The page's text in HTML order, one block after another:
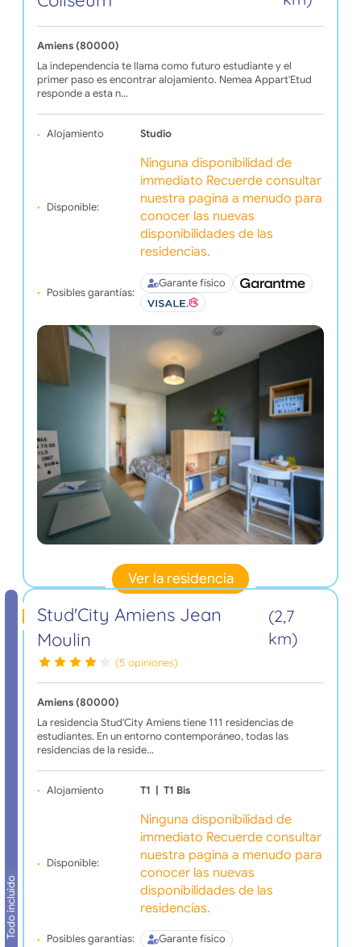
Amiens (80000)
La independencia te llama como futuro estudiante y el
primer paso es encontrar alojamiento. Nemea Appart'Etud
responde a esta n…
Alojamiento Studio
Disponible:
Ninguna disponibilidad de
immediato Recuerde consultar
nuestra pagina a menudo para
conocer las nuevas
disponibilidades de las
residencias.
Posibles garantías:
Garante físico
Ver la residencia
Todo incluido
Stud'City Amiens Jean
Moulin
(2,7
km)
(5 opiniones)
Amiens (80000)
La residencia Stud'City Amiens tiene 111 residencias de
estudiantes. En un entorno contemporáneo, todas las
residencias de la reside…
Alojamiento T1 | T1 Bis
Disponible:
Ninguna disponibilidad de
immediato Recuerde consultar
nuestra pagina a menudo para
conocer las nuevas
disponibilidades de las
residencias.
Posibles garantías: Garante físico